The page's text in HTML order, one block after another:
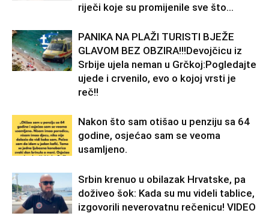
riječi koje su promijenile sve što...
PANIKA NA PLAŽI TURISTI BJEŽE
GLAVOM BEZ OBZIRA!!!Devojčicu iz
Srbije ujela neman u Grčkoj:Pogledajte
ujede i crvenilo, evo o kojoj vrsti je
reč!!
Nakon što sam otišao u penziju sa 64
godine, osjećao sam se veoma
usamljeno.
Srbin krenuo u obilazak Hrvatske, pa
doživeo šok: Kada su mu videli tablice,
izgovorili neverovatnu rečenicu! VIDEO